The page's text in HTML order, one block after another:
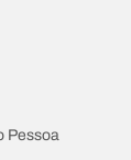
Pessoa